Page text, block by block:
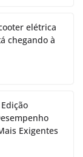
elétrica
chegando à
Exigentes